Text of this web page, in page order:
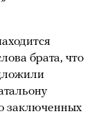
брата, что
заключенных